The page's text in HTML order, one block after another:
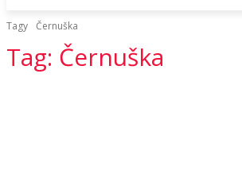
Tagy Černuška
Tag: Černuška